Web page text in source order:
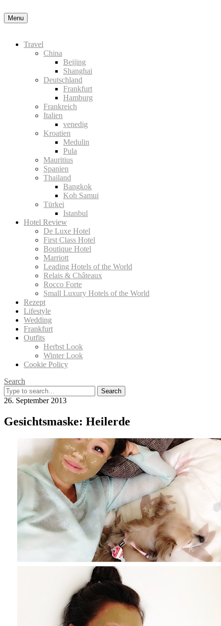
Menu
Travel
China
Beijing
Shanghai
Deutschland
Frankfurt
Hamburg
Frankreich
Italien
venedig
Kroatien
Medulin
Pula
Mauritius
Spanien
Thailand
Bangkok
Koh Samui
Türkei
Istanbul
Hotel Review
De Luxe Hotel
First Class Hotel
Boutique Hotel
Marriott
Leading Hotels of the World
Relais & Châteaux
Rocco Forte
Small Luxury Hotels of the World
Rezept
Lifestyle
Wedding
Frankfurt
Outfits
Herbst Look
Winter Look
Cookie Policy
Search
Search
for:
26. September 2013
Gesichtsmaske: Heilerde
Nähere Information zu den Cookies in der Datenschutzerklärung